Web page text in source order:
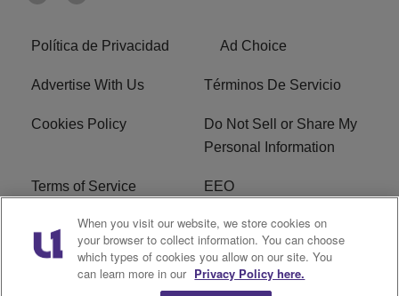
Política de Privacidad Ad Choice
Advertise With Us Términos De Servicio
Cookies Policy
Do Not Sell or Share My
Personal Information
Terms of Service EEO
Careers FCC Public File
R1 Digital
When you visit our website, we store cookies on
your browser to collect information. You can choose
which types of cookies you allow on our site. You
can learn more in our Privacy Policy here.